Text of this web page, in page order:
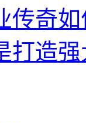
传奇
打造